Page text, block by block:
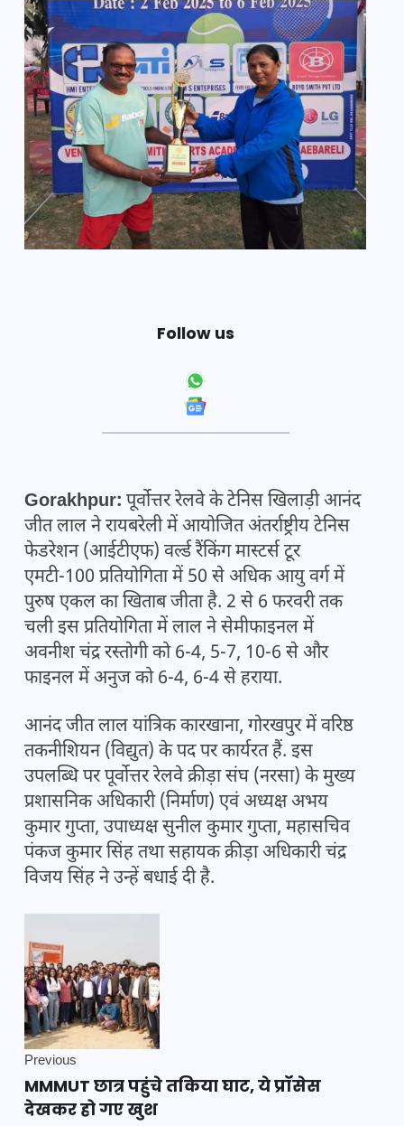
Follow us
Gorakhpur: पूर्वोत्तर रेलवे के टेनिस खिलाड़ी आनंद
जीत लाल ने रायबरेली में आयोजित अंतर्राष्ट्रीय टेनिस
फेडरेशन (आईटीएफ) वर्ल्ड रैंकिंग मास्टर्स टूर
एमटी-100 प्रतियोगिता में 50 से अधिक आयु वर्ग में
पुरुष एकल का खिताब जीता है. 2 से 6 फरवरी तक
चली इस प्रतियोगिता में लाल ने सेमीफाइनल में
अवनीश चंद्र रस्तोगी को 6-4, 5-7, 10-6 से और
फाइनल में अनुज को 6-4, 6-4 से हराया.
आनंद जीत लाल यांत्रिक कारखाना, गोरखपुर में वरिष्ठ
तकनीशियन (विद्युत) के पद पर कार्यरत हैं. इस
उपलब्धि पर पूर्वोत्तर रेलवे क्रीड़ा संघ (नरसा) के मुख्य
प्रशासनिक अधिकारी (निर्माण) एवं अध्यक्ष अभय
कुमार गुप्ता, उपाध्यक्ष सुनील कुमार गुप्ता, महासचिव
पंकज कुमार सिंह तथा सहायक क्रीड़ा अधिकारी चंद्र
विजय सिंह ने उन्हें बधाई दी है.
Previous
MMMUT छात्र पहुंचे तकिया घाट, ये प्रॉसेस
देखकर हो गए खुश